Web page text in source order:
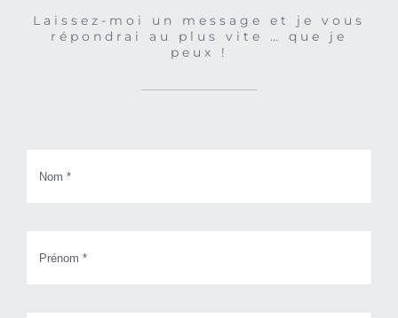
Laissez-moi un message et je vous
répondrai au plus vite … que je
peux !